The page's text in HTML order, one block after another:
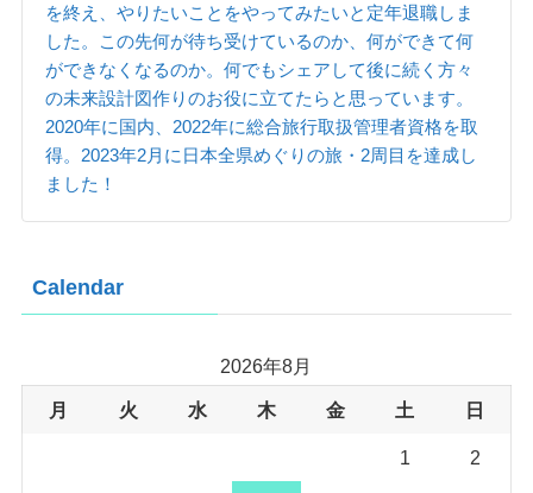
を終え、やりたいことをやってみたいと定年退職しま
した。この先何が待ち受けているのか、何ができて何
ができなくなるのか。何でもシェアして後に続く方々
の未来設計図作りのお役に立てたらと思っています。
2020年に国内、2022年に総合旅行取扱管理者資格を取
得。2023年2月に日本全県めぐりの旅・2周目を達成し
ました！
Calendar
2026年8月
月 火 水 木 金 土 日
1 2